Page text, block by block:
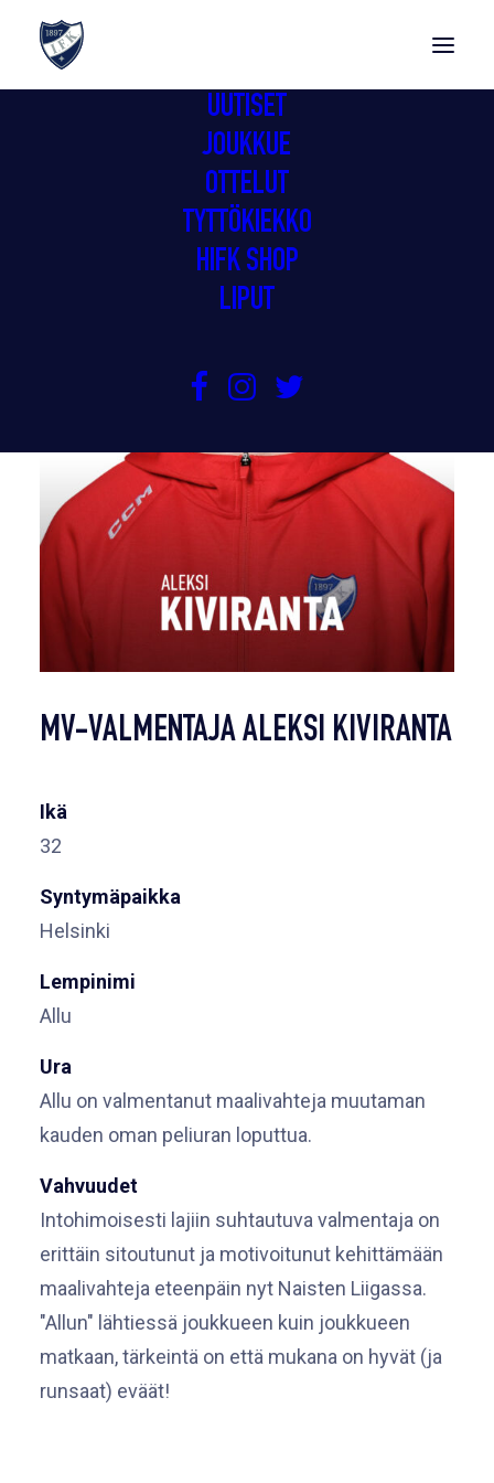
UUTISET
JOUKKUE
OTTELUT
TYTTÖKIEKKO
HIFK SHOP
LIPUT
MV-VALMENTAJA ALEKSI KIVIRANTA
Ikä
32
Syntymäpaikka
Helsinki
Lempinimi
Allu
Ura
Allu on valmentanut maalivahteja muutaman
kauden oman peliuran loputtua.
Vahvuudet
Intohimoisesti lajiin suhtautuva valmentaja on
erittäin sitoutunut ja motivoitunut kehittämään
maalivahteja eteenpäin nyt Naisten Liigassa.
"Allun" lähtiessä joukkueen kuin joukkueen
matkaan, tärkeintä on että mukana on hyvät (ja
runsaat) eväät!